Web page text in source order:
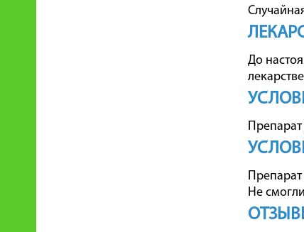
До
Препарат
Препарат
Не